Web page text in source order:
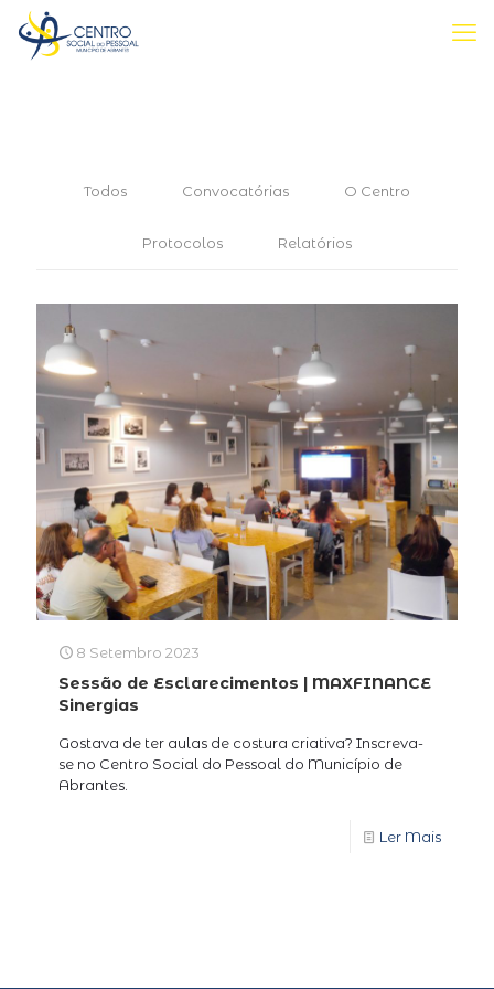
Todos Convocatórias O Centro
Protocolos Relatórios
8 Setembro 2023
Sessão de Esclarecimentos | MAXFINANCE
Sinergias
Gostava de ter aulas de costura criativa? Inscreva-
se no Centro Social do Pessoal do Município de
Abrantes.
Ler Mais